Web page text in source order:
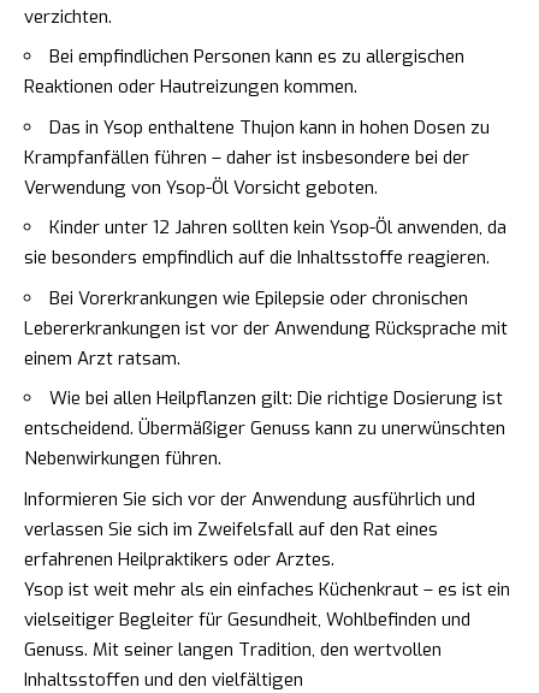
verzichten.
Bei empfindlichen Personen kann es zu allergischen
Reaktionen oder Hautreizungen kommen.
Das in Ysop enthaltene Thujon kann in hohen Dosen zu
Krampfanfällen führen – daher ist insbesondere bei der
Verwendung von Ysop-Öl Vorsicht geboten.
Kinder unter 12 Jahren sollten kein Ysop-Öl anwenden, da
sie besonders empfindlich auf die Inhaltsstoffe reagieren.
Bei Vorerkrankungen wie Epilepsie oder chronischen
Lebererkrankungen ist vor der Anwendung Rücksprache mit
einem Arzt ratsam.
Wie bei allen Heilpflanzen gilt: Die richtige Dosierung ist
entscheidend. Übermäßiger Genuss kann zu unerwünschten
Nebenwirkungen führen.
Informieren Sie sich vor der Anwendung ausführlich und
verlassen Sie sich im Zweifelsfall auf den Rat eines
erfahrenen Heilpraktikers oder Arztes.
Ysop ist weit mehr als ein einfaches Küchenkraut – es ist ein
vielseitiger Begleiter für Gesundheit, Wohlbefinden und
Genuss. Mit seiner langen Tradition, den wertvollen
Inhaltsstoffen und den vielfältigen